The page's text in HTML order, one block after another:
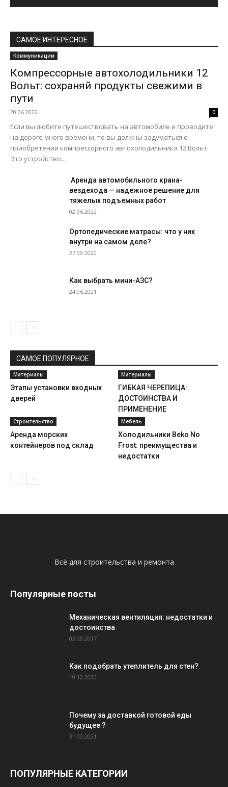
САМОЕ ИНТЕРЕСНОЕ
Коммуникации
Компрессорные автохолодильники 12
Вольт: сохраняй продукты свежими в
пути
20.06.2022 0
Если вы любите путешествовать на автомобиле и проводите
на дороге много времени, то вы должны задуматься о
приобретении компрессорного автохолодильника 12 Вольт.
Это устройство...
Аренда автомобильного крана-
вездехода — надежное решение для
тяжелых подъемных работ
02.06.2022
Ортопедические матрасы: что у них
внутри на самом деле?
27.09.2020
Как выбрать мини-АЗС?
24.06.2021
САМОЕ ПОПУЛЯРНОЕ
Материалы
Этапы установки входных
дверей
Материалы
ГИБКАЯ ЧЕРЕПИЦА:
ДОСТОИНСТВА И
ПРИМЕНЕНИЕ
Строительство
Аренда морских
контейнеров под склад
Мебель
Холодильники Beko No
Frost: преимущества и
недостатки
Всё для строительства и ремонта
Популярные посты
Механическая вентиляция: недостатки и
достоинства
03.09.2017
Как подобрать утеплитель для стен?
19.12.2020
Почему за доставкой готовой еды
будущее ?
31.03.2021
ПОПУЛЯРНЫЕ КАТЕГОРИИ